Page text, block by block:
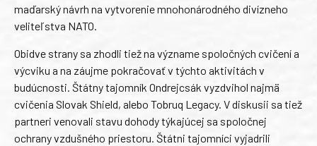
maďarský návrh na vytvorenie mnohonárodného divízneho
veliteľstva NATO.
Obidve strany sa zhodli tiež na význame spoločných cvičení a
výcviku a na záujme pokračovať v týchto aktivitách v
budúcnosti. Štátny tajomník Ondrejcsák vyzdvihol najmä
cvičenia Slovak Shield, alebo Tobruq Legacy. V diskusii sa tiež
partneri venovali stavu dohody týkajúcej sa spoločnej
ochrany vzdušného priestoru. Štátni tajomníci vyjadrili